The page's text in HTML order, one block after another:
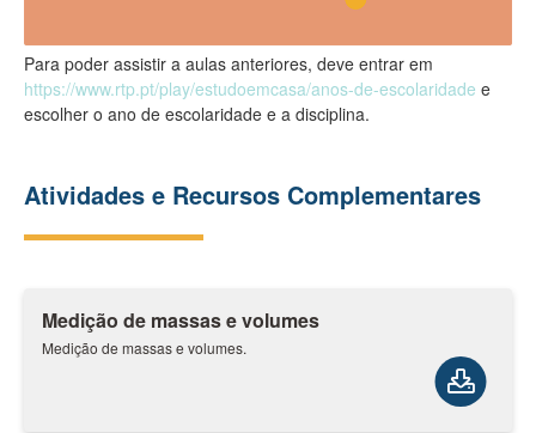
Para poder assistir a aulas anteriores, deve entrar em
https://www.rtp.pt/play/estudoemcasa/anos-de-escolaridade e
escolher o ano de escolaridade e a disciplina.
Atividades e Recursos Complementares
Medição de massas e volumes
Medição de massas e volumes.